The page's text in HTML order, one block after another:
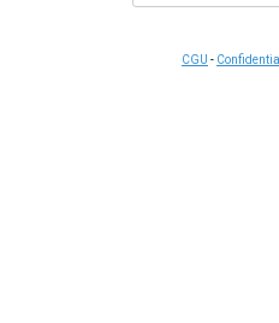
se fait sans coupure
ancien contrat est résilié
le processus.